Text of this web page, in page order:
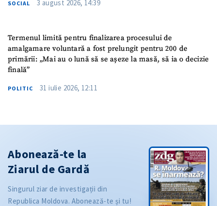
SOCIAL 3 august 2026, 14:39
Termenul limită pentru finalizarea procesului de
amalgamare voluntară a fost prelungit pentru 200 de
primării: „Mai au o lună să se așeze la masă, să ia o decizie
finală”
POLITIC 31 iulie 2026, 12:11
Abonează-te la
Ziarul de Gardă
Singurul ziar de investigații din
Republica Moldova. Abonează-te și tu!